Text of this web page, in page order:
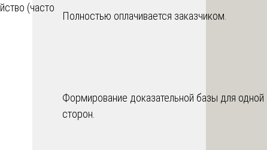
(часто
Полностью оплачивается заказчиком.
Формирование доказательной базы для одной
сторон.